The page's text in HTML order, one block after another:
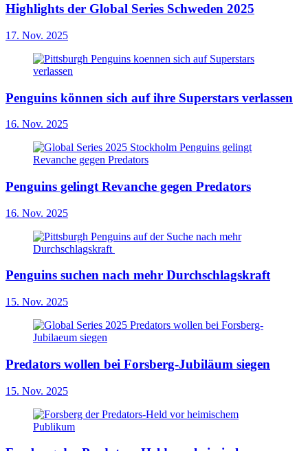
Highlights der Global Series Schweden 2025
17. Nov. 2025
Penguins können sich auf ihre Superstars verlassen
16. Nov. 2025
Penguins gelingt Revanche gegen Predators
16. Nov. 2025
Penguins suchen nach mehr Durchschlagskraft
15. Nov. 2025
Predators wollen bei Forsberg-Jubiläum siegen
15. Nov. 2025